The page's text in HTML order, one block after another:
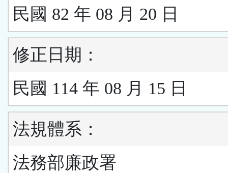
民國 82 年 08 月 20 日
修正日期：
民國 114 年 08 月 15 日
法規體系：
法務部廉政署